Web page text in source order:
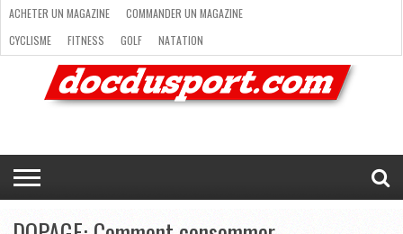
ACHETER
MAGAZINE
COMMANDER
UN
MAGAZINE
CYCLISME
FITNESS
GOLF
NATATION
RANDONNÉE
RUNNING
SKI
TRAIL
RUNNING
TRIATHLON
VOILE
NEWSLETTER
MAG’
EN
LIGNE
NOUS
CONTACTER
ACHETER UN MAGAZINE
COMMANDER UN MAGAZINE
CYCLISME
FITNESS GOLF
NATATION
RANDONNÉE
RUNNING SKI
TRAIL RUNNING
TRIATHLON
VOILE NEWSLETTER
MAG’ EN LIGNE